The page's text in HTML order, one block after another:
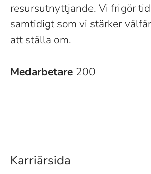
resursutnyttjande. Vi frigör
samtidigt som vi stärker
att ställa om.
Medarbetare 200
Karriärsida